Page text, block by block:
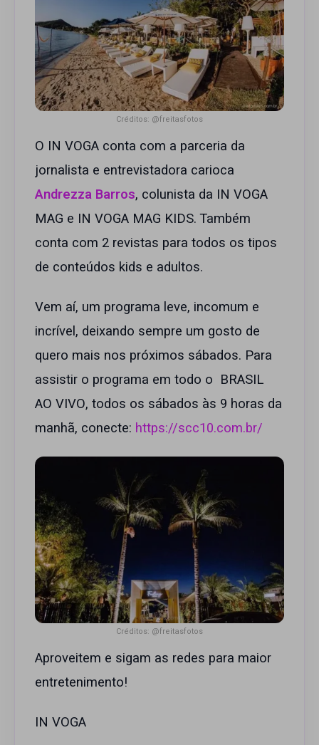
Créditos: @freitasfotos
O IN VOGA conta com a parceria da
jornalista e entrevistadora carioca
Andrezza Barros, colunista da IN VOGA
MAG e IN VOGA MAG KIDS. Também
conta com 2 revistas para todos os tipos
de conteúdos kids e adultos.
Vem aí, um programa leve, incomum e
incrível, deixando sempre um gosto de
quero mais nos próximos sábados. Para
assistir o programa em todo o BRASIL
AO VIVO, todos os sábados às 9 horas da
manhã, conecte: https://scc10.com.br/
Créditos: @freitasfotos
Aproveitem e sigam as redes para maior
entretenimento!
IN VOGA